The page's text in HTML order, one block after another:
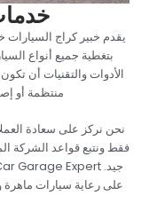
‏يقدم خبير كراج السيارات ‏
بتغطية جميع أنواع
الأدوات والتقنيات أن
منتظمة أو
‏نحن نركز على سعادة
فقط ونتبع قواعد الشركة
على رعاية سيارات